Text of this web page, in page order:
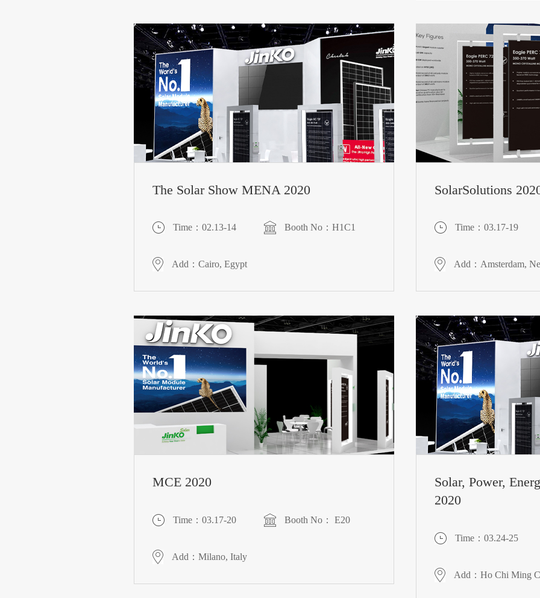
The Solar Show MENA 2020
Time：02.13-14 Booth No：H1C1
Add：Cairo, Egypt
SolarSolutions
Time：03.17-19
Add：Amsterdam,
MCE 2020
Time：03.17-20 Booth No： E20
Add：Milano, Italy
Solar, Power,
2020
Time：03.24-25
Add：Ho Chi Ming